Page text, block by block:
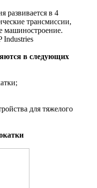
развивается в 4
трансмиссии,
машиностроение.
Industries
в следующих
для тяжелого